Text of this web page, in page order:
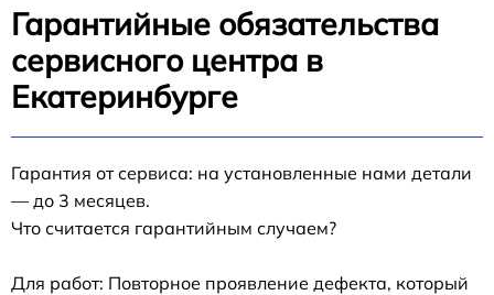
Гарантийные обязательства
сервисного центра в
Екатеринбурге
Гарантия от сервиса: на установленные нами детали
— до 3 месяцев.
Что считается гарантийным случаем?
Для работ: Повторное проявление дефекта, который